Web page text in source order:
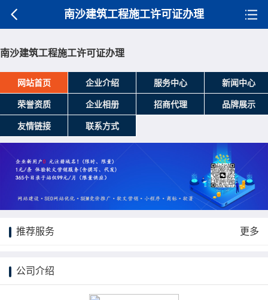
南沙建筑工程施工许可证办理
南沙建筑工程施工许可证办理
网站首页 企业介绍 服务中心 新闻中心
荣誉资质 企业相册 招商代理 品牌展示
友情链接 联系方式
推荐服务 更多
公司介绍